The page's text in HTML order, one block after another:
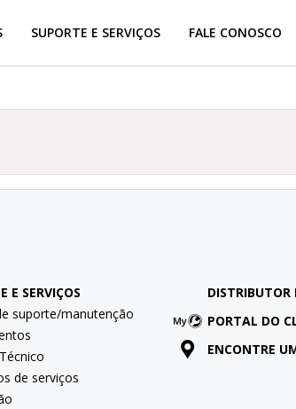
SUPORTE E SERVIÇOS FALE CONOSCO
E SERVIÇOS
suporte/manutenção
de serviços
DISTRIBUTOR
PORTAL DO
ENCONTRE